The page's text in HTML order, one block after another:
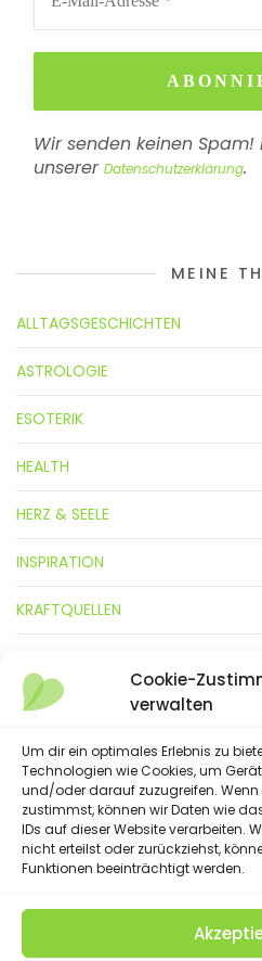
Cookie-
verwalten
Um dir ein optimales Erlebnis zu
Technologien wie Cookies, um
und/oder darauf zuzugreifen.
zustimmst, können wir Daten wie
IDs auf dieser Website verarbeiten.
nicht erteilst oder zurückziehst,
Funktionen beeinträchtigt werden.
Wir senden keinen Spam!
unserer Datenschutzerklärung.
MEINE
ALLTAGSGESCHICHTEN
ASTROLOGIE
ESOTERIK
HEALTH
HERZ & SEELE
INSPIRATION
KRAFTQUELLEN
LEBENSFREUDE
LIFESTYLE
NATUR
SPRÜCHE & GEDICHTE
(C) 2023 - Floatingheart.